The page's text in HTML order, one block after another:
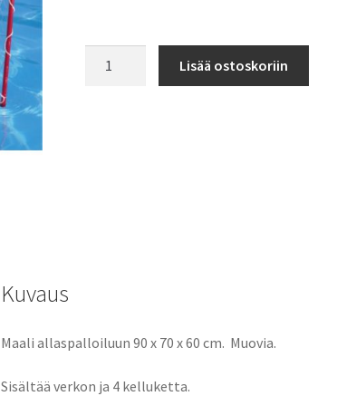
Lisää ostoskoriin
Kuvaus
Maali allaspalloiluun 90 x 70 x 60 cm. Muovia.
Sisältää verkon ja 4 kelluketta.